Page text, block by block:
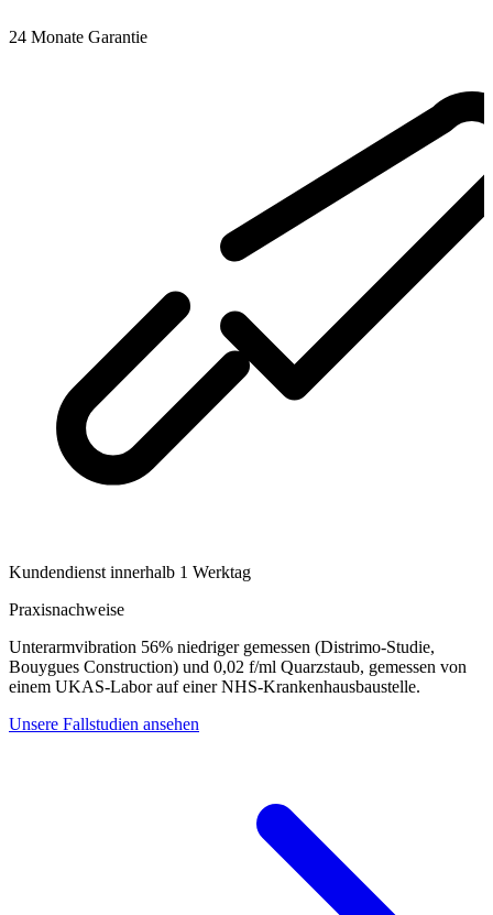
24 Monate Garantie
Kundendienst innerhalb 1 Werktag
Praxisnachweise
Unterarmvibration 56% niedriger gemessen (Distrimo-Studie,
Bouygues Construction) und 0,02 f/ml Quarzstaub, gemessen von
einem UKAS-Labor auf einer NHS-Krankenhausbaustelle.
Unsere Fallstudien ansehen